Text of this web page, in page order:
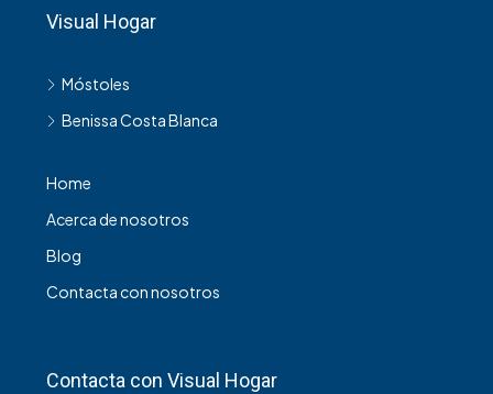
Visual Hogar
Móstoles
Benissa Costa Blanca
Home
Acerca de nosotros
Blog
Contacta con nosotros
Contacta con Visual Hogar